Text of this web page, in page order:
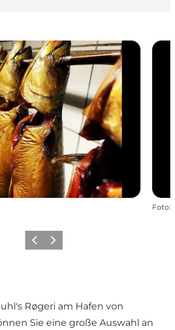
Foto:
ZurückWeiter
Røgeri am Hafen von
Sie eine große Auswahl an